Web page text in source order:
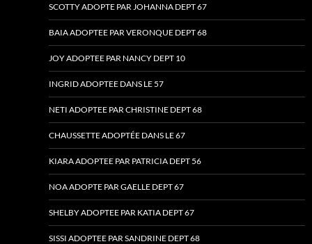
SCOTTY ADOPTE PAR JOHANNA DEPT 67
BAIA ADOPTEE PAR VERONQUE DEPT 68
JOY ADOPTEE PAR NANCY DEPT 10
INGRID ADOPTEE DANS LE 57
NETI ADOPTEE PAR CHRISTINE DEPT 68
CHAUSSETTE ADOPTÉE DANS LE 67
KIARA ADOPTEE PAR PATRICIA DEPT 56
NOA ADOPTE PAR GAELLE DEPT 67
SHELBY ADOPTEE PAR KATIA DEPT 67
SISSI ADOPTEE PAR SANDRINE DEPT 68